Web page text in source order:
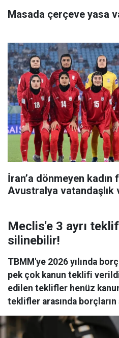
Masada çerçeve yasa
İran’a dönmeyen
Avustralya vatandaşlık
Meclis'e 3 ayrı
silinebilir!
TBMM'ye 2026 yılında
pek çok kanun teklifi
edilen teklifler henüz
teklifler arasında